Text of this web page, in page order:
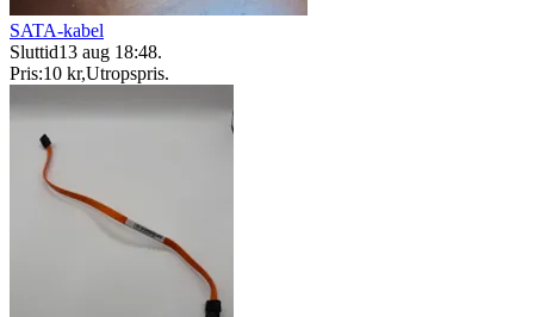
SATA-kabel
Sluttid13 aug 18:48.
Pris:10 kr,Utropspris.